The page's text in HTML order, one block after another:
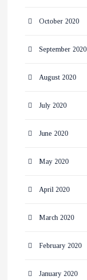
October 2020
September 2020
August 2020
July 2020
June 2020
May 2020
April 2020
March 2020
February 2020
January 2020